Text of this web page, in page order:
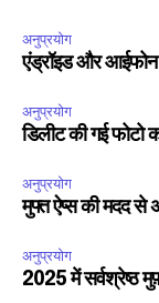
अनुप्रयोग
एंड्रॉइड और आईफोन
अनुप्रयोग
डिलीट की गई फोटो
अनुप्रयोग
मुफ्त ऐप्स की मदद से
अनुप्रयोग
2025 में सर्वश्रेष्ठ